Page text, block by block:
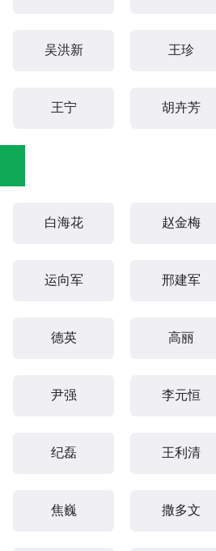
吴洪新 王珍
王宁 胡卉芳
白海花 赵金梅
运向军 邢建军
德英 高丽
尹强 李元恒
纪磊 王利清
焦巍 撒多文